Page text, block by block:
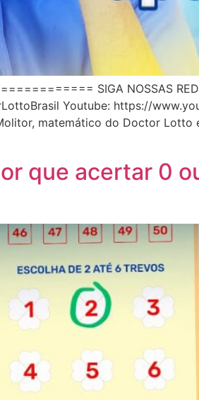
SIGA NOSSAS
Youtube: https://
matemático do Doctor
que acertar 0